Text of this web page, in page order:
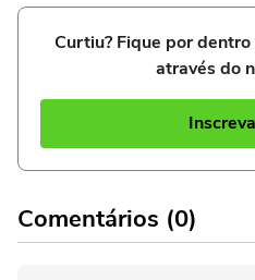
Curtiu? Fique por
através do
Comentários (0)